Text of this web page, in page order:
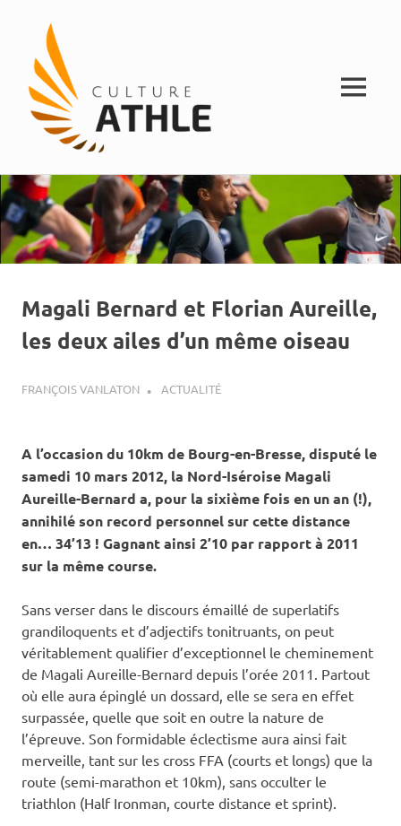
Skip
to
content
Culture
Athle
l'athlétisme
MENU
Magali Bernard et Florian Aureille,
les deux ailes d’un même oiseau
14 MARS 2012
FRANÇOIS VANLATON ACTUALITÉ
A l’occasion du 10km de Bourg-en-Bresse, disputé le
samedi 10 mars 2012, la Nord-Iséroise Magali
Aureille-Bernard a, pour la sixième fois en un an (!),
annihilé son record personnel sur cette distance
en… 34’13 ! Gagnant ainsi 2’10 par rapport à 2011
sur la même course.
Sans verser dans le discours émaillé de superlatifs
grandiloquents et d’adjectifs tonitruants, on peut
véritablement qualifier d’exceptionnel le cheminement
de Magali Aureille-Bernard depuis l’orée 2011. Partout
où elle aura épinglé un dossard, elle se sera en effet
surpassée, quelle que soit en outre la nature de
l’épreuve. Son formidable éclectisme aura ainsi fait
merveille, tant sur les cross FFA (courts et longs) que la
route (semi-marathon et 10km), sans occulter le
triathlon (Half Ironman, courte distance et sprint).